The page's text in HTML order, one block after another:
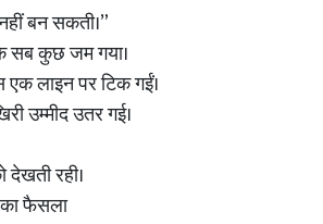
बन सकती।”
कुछ जम गया।
लाइन पर टिक गईं।
उम्मीद उतर गई।
रही।
फैसला